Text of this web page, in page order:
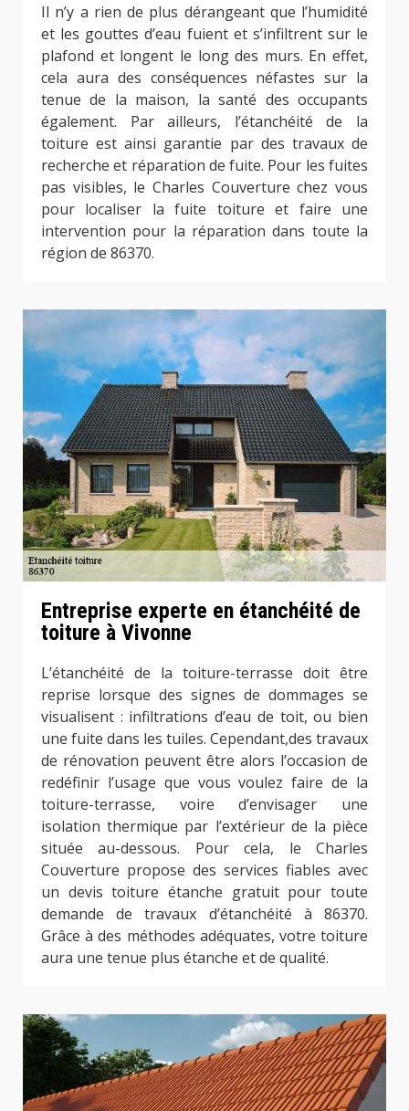
Il n’y a rien de plus dérangeant que l’humidité
et les gouttes d’eau fuient et s’infiltrent sur le
plafond et longent le long des murs. En effet,
cela aura des conséquences néfastes sur la
tenue de la maison, la santé des occupants
également. Par ailleurs, l’étanchéité de la
toiture est ainsi garantie par des travaux de
recherche et réparation de fuite. Pour les fuites
pas visibles, le Charles Couverture chez vous
pour localiser la fuite toiture et faire une
intervention pour la réparation dans toute la
région de 86370.
Entreprise experte en étanchéité de
toiture à Vivonne
L’étanchéité de la toiture-terrasse doit être
reprise lorsque des signes de dommages se
visualisent : infiltrations d’eau de toit, ou bien
une fuite dans les tuiles. Cependant,des travaux
de rénovation peuvent être alors l’occasion de
redéfinir l’usage que vous voulez faire de la
toiture-terrasse, voire d’envisager une
isolation thermique par l’extérieur de la pièce
située au-dessous. Pour cela, le Charles
Couverture propose des services fiables avec
un devis toiture étanche gratuit pour toute
demande de travaux d’étanchéité à 86370.
Grâce à des méthodes adéquates, votre toiture
aura une tenue plus étanche et de qualité.